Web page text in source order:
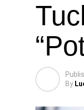
By